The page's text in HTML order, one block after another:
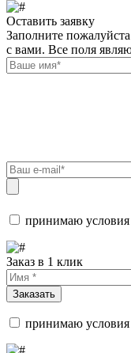
Оставить заявку
Заполните
с вами. Все поля
принимаю условия
Заказ в 1 клик
Заказать
принимаю условия